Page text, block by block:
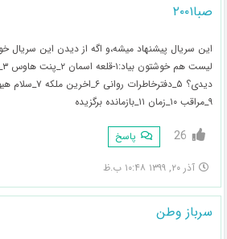
صبا۲۰۰۱
این سریال پیشنهاد میشه،و اگه از دیدن این سریال
۹_مراقب ۱۰_زمان ۱۱_بازمانده برگزیده
26 پاسخ
آذر ۲۰, ۱۳۹۹ ۱۰:۴۸ ب.ظ
سرباز وطن